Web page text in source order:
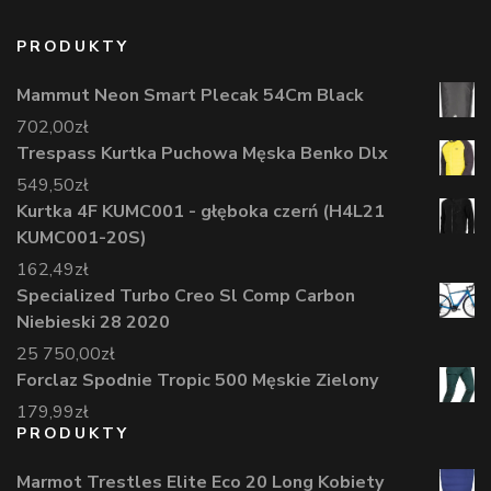
PRODUKTY
Mammut Neon Smart Plecak 54Cm Black
702,00zł
Trespass Kurtka Puchowa Męska Benko Dlx
549,50zł
Kurtka 4F KUMC001 - głęboka czerń (H4L21
KUMC001-20S)
162,49zł
Specialized Turbo Creo Sl Comp Carbon
Niebieski 28 2020
25 750,00zł
Forclaz Spodnie Tropic 500 Męskie Zielony
179,99zł
PRODUKTY
Marmot Trestles Elite Eco 20 Long Kobiety